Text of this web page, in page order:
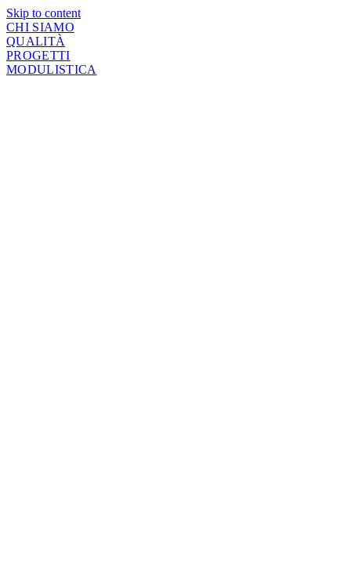
Skip to content
CHI SIAMO
QUALITÀ
PROGETTI
MODULISTICA